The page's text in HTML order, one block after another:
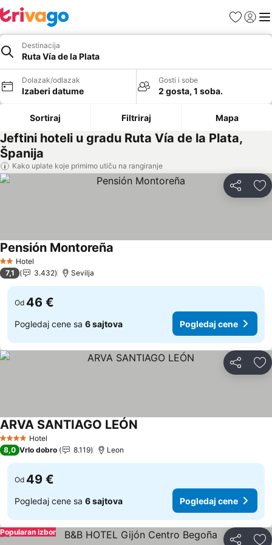
FavoritiPrijavi
Destinacija
Ruta Vía de la Plata
Dolazak/odlazak
Izaberi datume
Gosti i sobe
2 gosta, 1 soba.
Sortiraj Filtriraj Mapa
Jeftini hoteli u gradu Ruta Vía de la Plata,
Španija
Kako uplate koje primimo utiču na rangiranje
Deli
2 Zvezdice
Hotel
Pensión Montoreña
7,1 3.432 Sevilja
Od 46 €
Pogledaj cene sa 6 sajtova Pogledaj cene
Deli
4 ZvezdiceHotel
ARVA SANTIAGO LEÓN
8,0 Vrlo dobro 8.119 Leon
Od 49 €
Pogledaj cene sa 6 sajtova Pogledaj cene
Popularan izbor